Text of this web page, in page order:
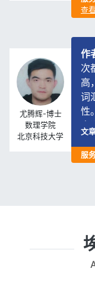
基本
可读
再提
推荐
吴楠-博士
生物医学工程
上海交通大学